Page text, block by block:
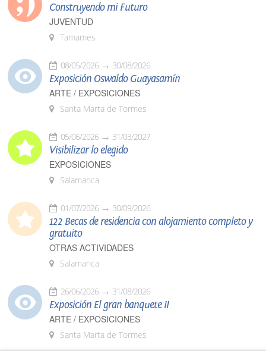
Construyendo mi Futuro
JUVENTUD
Tamames
08/05/2026 30/08/2026
Exposición Oswaldo Guayasamín
ARTE / EXPOSICIONES
Santa Marta de Tormes
05/06/2026 31/03/2027
Visibilizar lo elegido
EXPOSICIONES
Salamanca
01/07/2026 30/09/2026
122 Becas de residencia con alojamiento completo y
gratuito
OTRAS ACTIVIDADES
Salamanca
26/06/2026 31/08/2026
Exposición El gran banquete II
ARTE / EXPOSICIONES
Santa Marta de Tormes